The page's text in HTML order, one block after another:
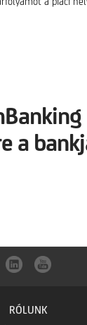
a
RÓLUNK